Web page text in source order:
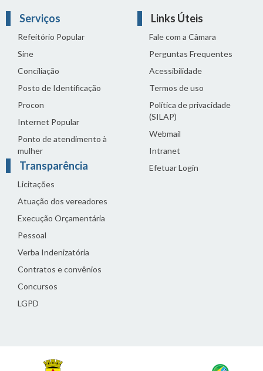
Serviços
Refeitório Popular
Sine
Conciliação
Posto de Identificação
Procon
Internet Popular
Ponto de atendimento à
mulher
Transparência
Licitações
Atuação dos vereadores
Execução Orçamentária
Pessoal
Verba Indenizatória
Contratos e convênios
Concursos
LGPD
Links Úteis
Fale com a Câmara
Perguntas Frequentes
Acessibilidade
Termos de uso
Política de privacidade
(SILAP)
Webmail
Intranet
Efetuar Login